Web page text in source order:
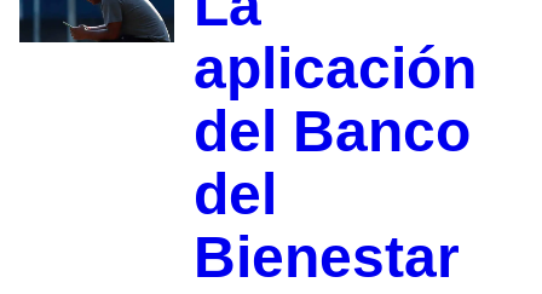
aplicación
del Banco
del
Bienestar